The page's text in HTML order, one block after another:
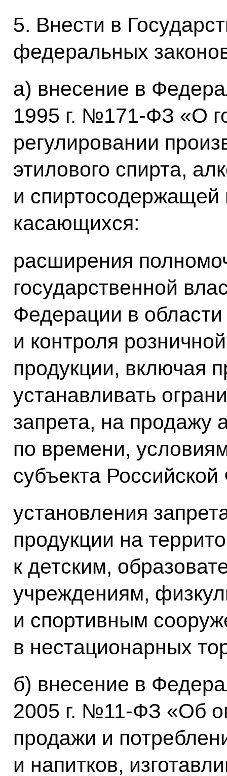
5. Внести в
федеральных
а) внесение в
1995 г. №171-ФЗ «О
регулировании
этилового спирта,
и спиртосодержащей
касающихся:
расширения
государственной
Федерации в
и контроля
продукции, включая
устанавливать
запрета, на продажу
по времени,
субъекта
установления
продукции на
к детским,
учреждениям,
и спортивным
в нестационарных
б) внесение в
2005 г. №11-ФЗ «Об
продажи и
и напитков,